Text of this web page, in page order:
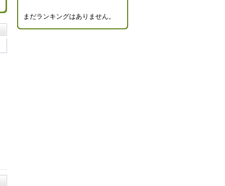
まだランキングはありません。